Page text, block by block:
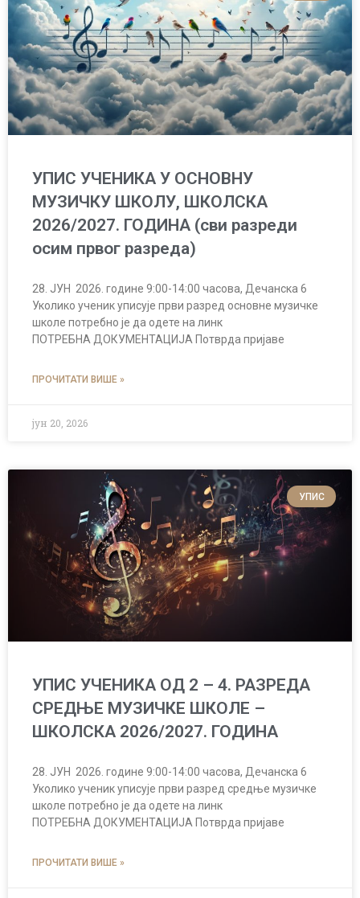
УПИС УЧЕНИКА У ОСНОВНУ
МУЗИЧКУ ШКОЛУ, ШКОЛСКА
2026/2027. ГОДИНА (сви разреди
осим првог разреда)
28. ЈУН 2026. године 9:00-14:00 часова, Дечанска 6
Уколико ученик уписује први разред основне музичке
школе потребно је да одете на линк
ПОТРЕБНА ДОКУМЕНТАЦИЈА Потврда пријаве
ПРОЧИТАТИ ВИШЕ »
јун 20, 2026
УПИС
УПИС УЧЕНИКА ОД 2 – 4. РАЗРЕДА
СРЕДЊЕ МУЗИЧКЕ ШКОЛЕ –
ШКОЛСКА 2026/2027. ГОДИНА
28. ЈУН 2026. године 9:00-14:00 часова, Дечанска 6
Уколико ученик уписује први разред средње музичке
школе потребно је да одете на линк
ПОТРЕБНА ДОКУМЕНТАЦИЈА Потврда пријаве
ПРОЧИТАТИ ВИШЕ »